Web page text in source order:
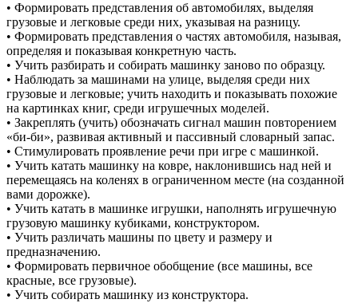
• Формировать представления об автомобилях, выделяя
грузовые и легковые среди них, указывая на разницу.
• Формировать представления о частях автомобиля, называя,
определяя и показывая конкретную часть.
• Учить разбирать и собирать машинку заново по образцу.
• Наблюдать за машинами на улице, выделяя среди них
грузовые и легковые; учить находить и показывать похожие
на картинках книг, среди игрушечных моделей.
• Закреплять (учить) обозначать сигнал машин повторением
«би-би», развивая активный и пассивный словарный запас.
• Стимулировать проявление речи при игре с машинкой.
• Учить катать машинку на ковре, наклонившись над ней и
перемещаясь на коленях в ограниченном месте (на созданной
вами дорожке).
• Учить катать в машинке игрушки, наполнять игрушечную
грузовую машинку кубиками, конструктором.
• Учить различать машины по цвету и размеру и
предназначению.
• Формировать первичное обобщение (все машины, все
красные, все грузовые).
• Учить собирать машинку из конструктора.